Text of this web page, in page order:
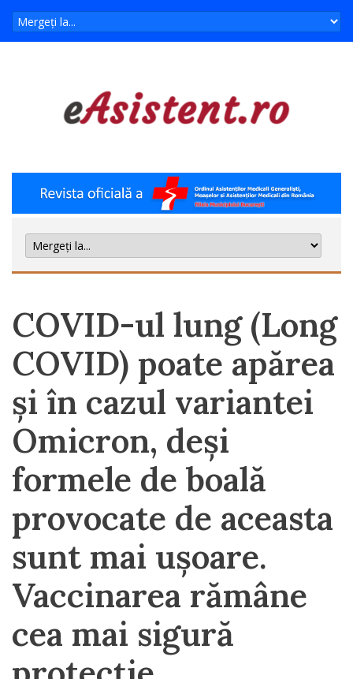
COVID-ul lung (Long
COVID) poate apărea
și în cazul variantei
Omicron, deși
formele de boală
provocate de aceasta
sunt mai ușoare.
Vaccinarea rămâne
cea mai sigură